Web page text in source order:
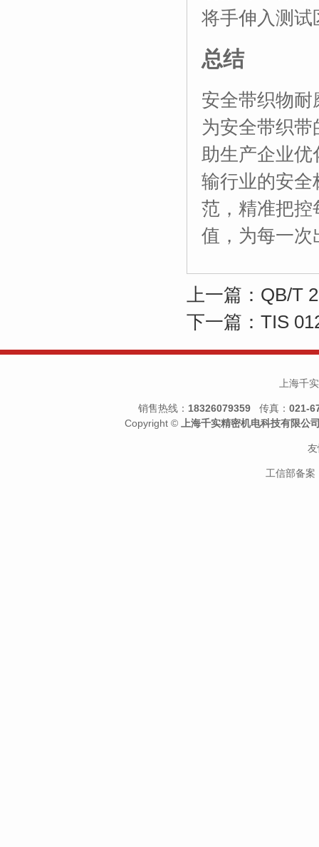
将手伸入测试
总结
安全带织物
为安全带织
助生产企业
输行业的安全
范，精准把控
值，为每一次
上一篇：QB/T
下一篇：TIS
上海千
销售热线： 18326079359 传真： 021-
Copyright ©
上海千实精密机电科技有限公
工信部备案